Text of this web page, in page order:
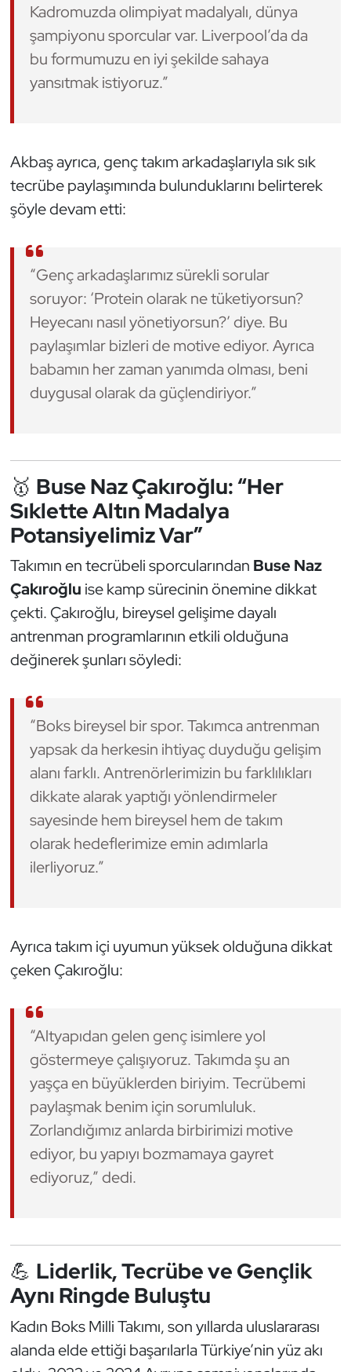
Kadromuzda olimpiyat madalyalı, dünya
şampiyonu sporcular var. Liverpool’da da
bu formumuzu en iyi şekilde sahaya
yansıtmak istiyoruz.”
Akbaş ayrıca, genç takım arkadaşlarıyla sık sık
tecrübe paylaşımında bulunduklarını belirterek
şöyle devam etti:
“Genç arkadaşlarımız sürekli sorular
soruyor: ‘Protein olarak ne tüketiyorsun?
Heyecanı nasıl yönetiyorsun?’ diye. Bu
paylaşımlar bizleri de motive ediyor. Ayrıca
babamın her zaman yanımda olması, beni
duygusal olarak da güçlendiriyor.”
🥇 Buse Naz Çakıroğlu: “Her
Sıklette Altın Madalya
Potansiyelimiz Var”
Takımın en tecrübeli sporcularından Buse Naz
Çakıroğlu ise kamp sürecinin önemine dikkat
çekti. Çakıroğlu, bireysel gelişime dayalı
antrenman programlarının etkili olduğuna
değinerek şunları söyledi:
“Boks bireysel bir spor. Takımca antrenman
yapsak da herkesin ihtiyaç duyduğu gelişim
alanı farklı. Antrenörlerimizin bu farklılıkları
dikkate alarak yaptığı yönlendirmeler
sayesinde hem bireysel hem de takım
olarak hedeflerimize emin adımlarla
ilerliyoruz.”
Ayrıca takım içi uyumun yüksek olduğuna dikkat
çeken Çakıroğlu:
“Altyapıdan gelen genç isimlere yol
göstermeye çalışıyoruz. Takımda şu an
yaşça en büyüklerden biriyim. Tecrübemi
paylaşmak benim için sorumluluk.
Zorlandığımız anlarda birbirimizi motive
ediyor, bu yapıyı bozmamaya gayret
ediyoruz,” dedi.
💪 Liderlik, Tecrübe ve Gençlik
Aynı Ringde Buluştu
Kadın Boks Milli Takımı, son yıllarda uluslararası
alanda elde ettiği başarılarla Türkiye’nin yüz akı
Kick Boks
Kürek
Motor Sporları
Muay Thai
Okçuluk
Optimist
Oryantiring
Özel Sporcular
Ragbi
Satranç
Su Topu
Sualtı Sporları
Tekvando
Tenis
Triatlon
Voleybol
Vücut Geliştirme Fitness
Wushu Kungfu
Yelken